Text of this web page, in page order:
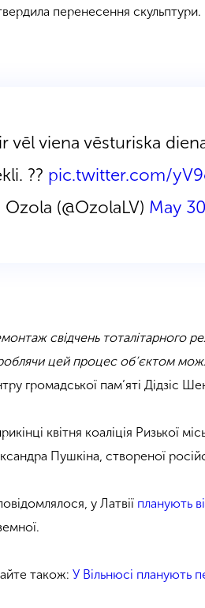
перенесення скульптури.
vēl viena vēsturiska
?? pic.twitter.com/
(@OzolaLV) May
свідчень тоталітарного
цей процес об’єктом
громадської пам’яті Дідзіс
квітня коаліція Ризької
Пушкіна, створеної
у Латвії планують
також:У Вільнюсі планують